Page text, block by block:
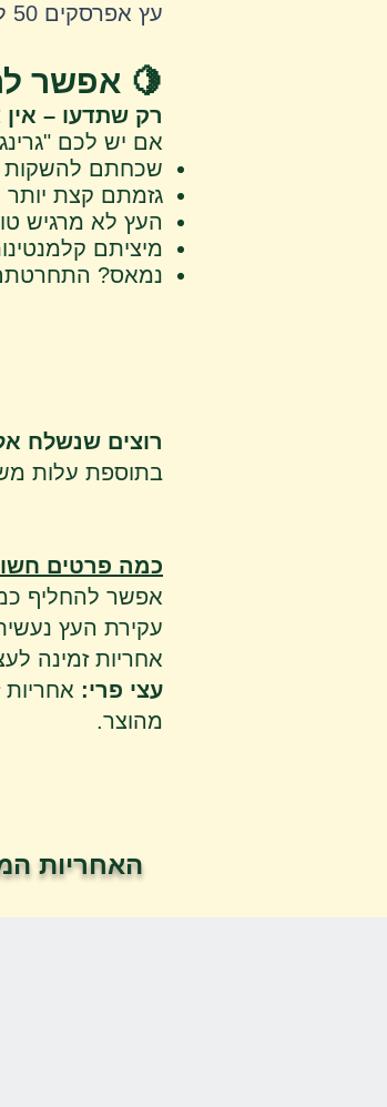
עץ אפרסקים 50 ליטר מחיר באתר 500
🍋 אפשר
רק שתדעו –
אם יש לכם
שכחתם להשקות
גזמתם קצת יותר
העץ לא מרגיש
מיציתם
נמאס?
רוצים שנשלח
בתוספת עלות
כמה פרטים
אפשר להחליף
עקירת העץ
אחריות זמינה
עצי פרי:
מהוצר.
האחריות